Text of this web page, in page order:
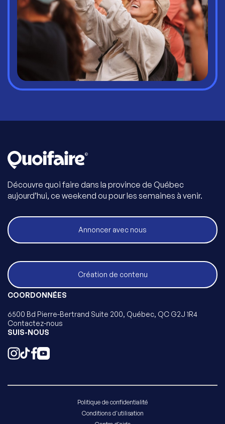
Découvre quoi faire dans la province de Québec
aujourd’hui, ce weekend ou pour les semaines à venir.
Annoncer avec nous
Création de contenu
COORDONNÉES
6500 Bd Pierre-Bertrand Suite 200, Québec, QC G2J 1R4
Contactez-nous
SUIS-NOUS
Politique de confidentialité
Conditions d'utilisation